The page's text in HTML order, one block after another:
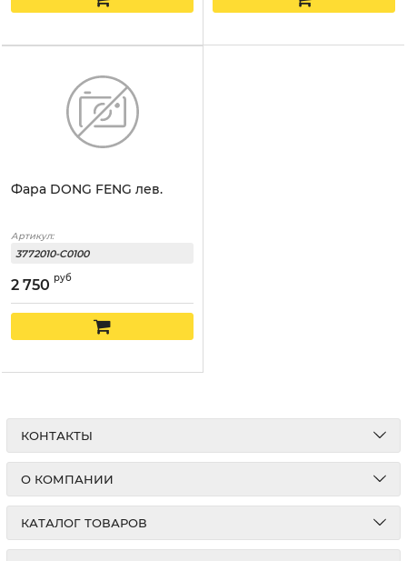
Фара DONG FENG лев.
Артикул:
3772010-C0100
2 750 руб
КОНТАКТЫ
О КОМПАНИИ
КАТАЛОГ ТОВАРОВ